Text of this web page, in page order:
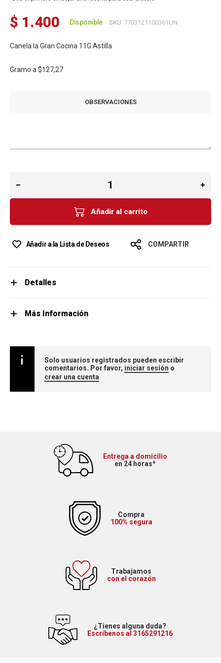
$ 1.400 Disponible SKU 7703121100361UN
Canela la Gran Cocina 11G Astilla
Gramo a $127,27
OBSERVACIONES
Añadir al carrito
Añadir a la Lista de Deseos COMPARTIR
Detalles
Más Información
Solo usuarios registrados pueden escribir
comentarios. Por favor, iniciar sesión o
crear una cuenta
Entrega a domicilio
en 24 horas*
Compra
100% segura
Trabajamos
con el corazón
¿Tienes alguna duda?
Escríbenos al 3165291216